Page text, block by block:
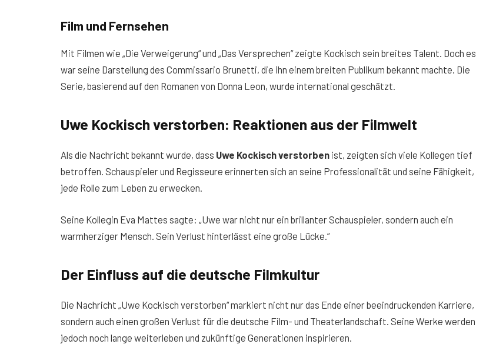
Film und Fernsehen
Mit Filmen wie „Die Verweigerung“ und „Das Versprechen“ zeigte Kockisch sein breites Talent. Doch es
war seine Darstellung des Commissario Brunetti, die ihn einem breiten Publikum bekannt machte. Die
Serie, basierend auf den Romanen von Donna Leon, wurde international geschätzt.
Uwe Kockisch verstorben: Reaktionen aus der Filmwelt
Als die Nachricht bekannt wurde, dass Uwe Kockisch verstorben ist, zeigten sich viele Kollegen tief
betroffen. Schauspieler und Regisseure erinnerten sich an seine Professionalität und seine Fähigkeit,
jede Rolle zum Leben zu erwecken.
Seine Kollegin Eva Mattes sagte: „Uwe war nicht nur ein brillanter Schauspieler, sondern auch ein
warmherziger Mensch. Sein Verlust hinterlässt eine große Lücke.“
Der Einfluss auf die deutsche Filmkultur
Die Nachricht „Uwe Kockisch verstorben“ markiert nicht nur das Ende einer beeindruckenden Karriere,
sondern auch einen großen Verlust für die deutsche Film- und Theaterlandschaft. Seine Werke werden
jedoch noch lange weiterleben und zukünftige Generationen inspirieren.